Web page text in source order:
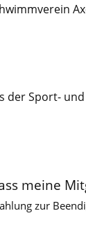
der Sport-
meine
zur